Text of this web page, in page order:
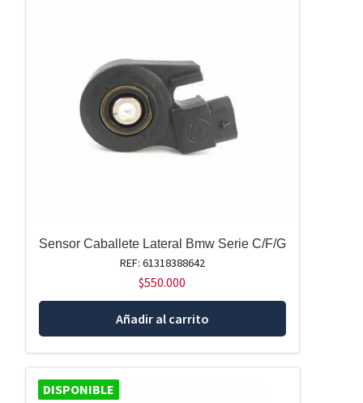
Sensor Caballete Lateral Bmw Serie C/F/G
REF: 61318388642
$550.000
Añadir al carrito
DISPONIBLE